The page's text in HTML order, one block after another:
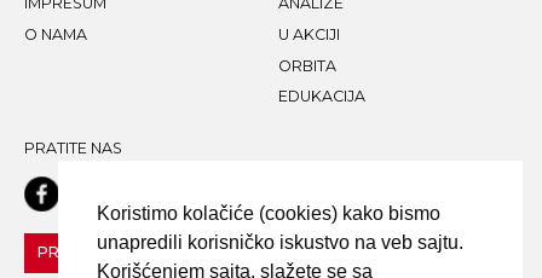
O NAMA
U AKCIJI
ORBITA
EDUKACIJA
PRATITE NAS
PRIJAVI LAŽNU VEST!
Koristimo kolačiće (cookies) kako bismo
unapredili korisničko iskustvo na veb sajtu.
Korišćenjem sajta, slažete se sa